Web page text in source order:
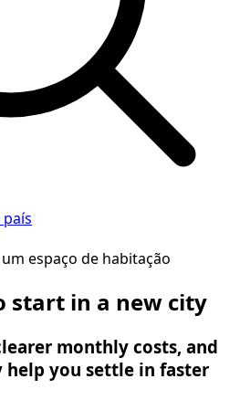
start in a new city
monthly costs, and
you settle in faster